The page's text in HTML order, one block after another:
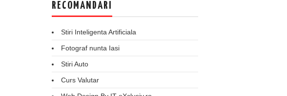
RECOMANDARI
Stiri Inteligenta Artificiala
Fotograf nunta Iasi
Stiri Auto
Curs Valutar